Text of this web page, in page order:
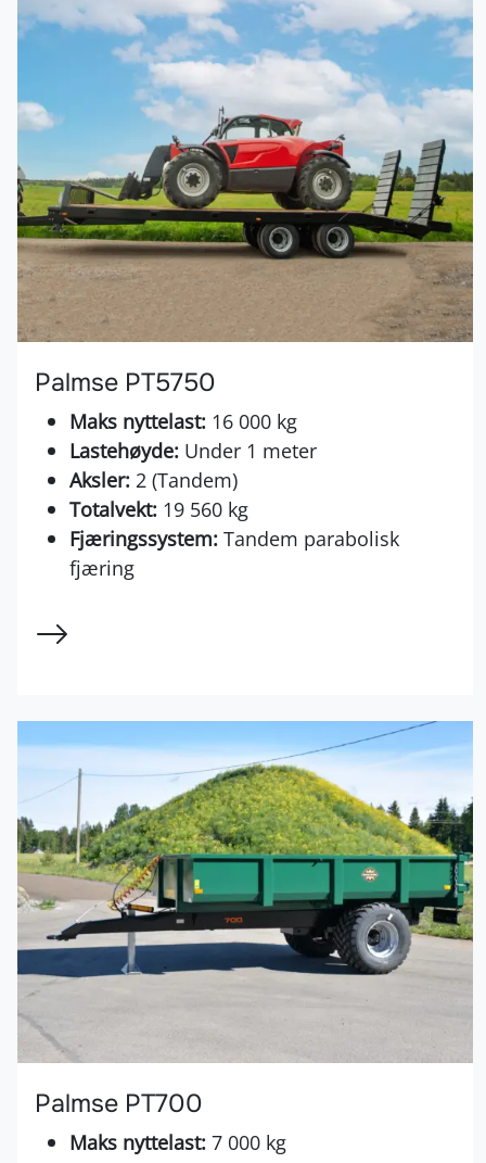
Palmse PT5750
Maks nyttelast: 16 000 kg
Lastehøyde: Under 1 meter
Aksler: 2 (Tandem)
Totalvekt: 19 560 kg
Fjæringssystem: Tandem parabolisk
fjæring
Palmse PT700
Maks nyttelast: 7 000 kg